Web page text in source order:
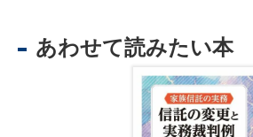
２ 1.別段の定めをすることができる事項
３ 2.別段の定めをどうしてするのか（必
４ 3.誰の利益になり，誰の不利益になる
５ 4.条項の起案（明確性を確保するため
６ 5.別段の定めをする意思の確認
あわせて読みたい本